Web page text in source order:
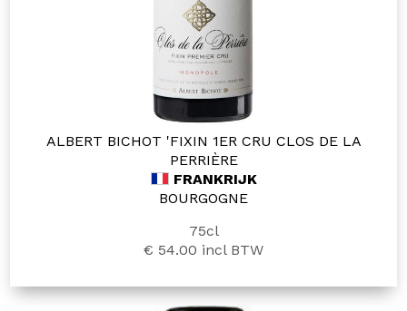
ALBERT BICHOT 'FIXIN 1ER CRU CLOS DE LA
PERRIÈRE
FRANKRIJK
BOURGOGNE
75cl
€ 54.00 incl BTW